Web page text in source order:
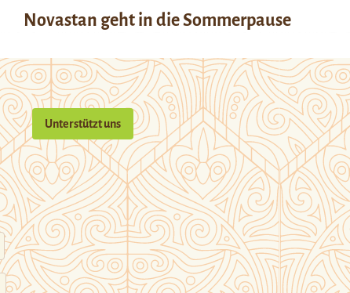
Novastan geht in die Sommerpause
Unterstützt uns